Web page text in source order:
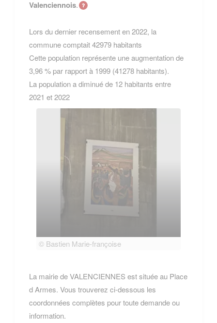
Valenciennois.
Lors du dernier recensement en 2022, la
commune comptait 42979 habitants
Cette population représente une augmentation de
3,96 % par rapport à 1999 (41278 habitants).
La population a diminué de 12 habitants entre
2021 et 2022
© Bastien Marie-françoise
La mairie de VALENCIENNES est située au Place
d Armes. Vous trouverez ci-dessous les
coordonnées complètes pour toute demande ou
information.